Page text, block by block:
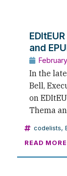
and
In the
Bell,
on
Thema
codelists,
READ MORE